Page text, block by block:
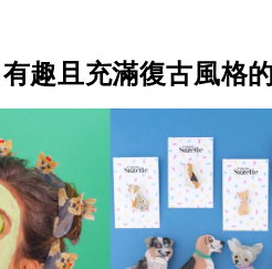
趣且充滿復古風格